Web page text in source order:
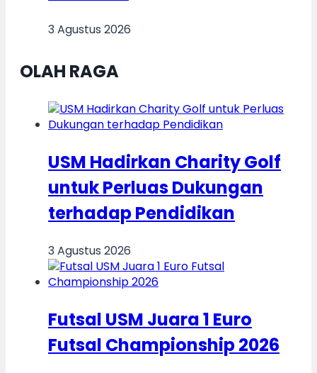
3 Agustus 2026
OLAH RAGA
USM Hadirkan Charity Golf
untuk Perluas Dukungan
terhadap Pendidikan
3 Agustus 2026
Futsal USM Juara 1 Euro
Futsal Championship 2026